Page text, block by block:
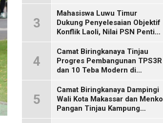
3
Mahasiswa Luwu Timur
Dukung Penyelesaian Objektif
Konflik Laoli, Nilai PSN Penting
4
Camat Biringkanaya Tinjau
Progres Pembangunan TPS3R
dan 10 Teba Modern di
5
Camat Biringkanaya Dampingi
Wali Kota Makassar dan Menko
Pangan Tinjau Kampung